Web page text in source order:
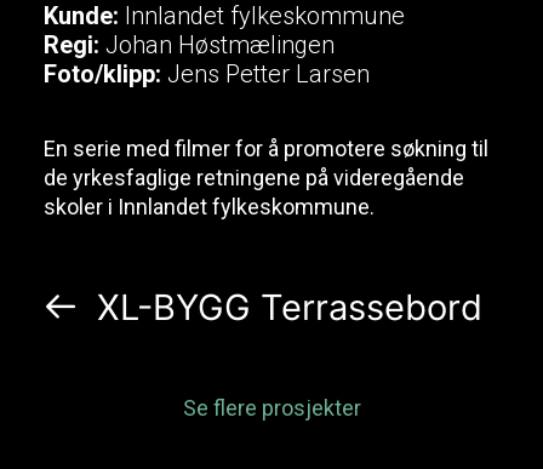
Kunde: Innlandet fylkeskommune
Regi: Johan Høstmælingen
Foto/klipp: Jens Petter Larsen
En serie med filmer for å promotere søkning til
de yrkesfaglige retningene på videregående
skoler i Innlandet fylkeskommune.
XL-BYGG Terrassebord
Se flere prosjekter